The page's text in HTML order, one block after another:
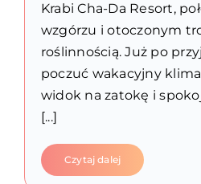
Krabi Cha-Da Resort,
wzgórzu i otoczonym
roślinnością. Już po
poczuć wakacyjny
widok na zatokę i
[...]
Czytaj dalej